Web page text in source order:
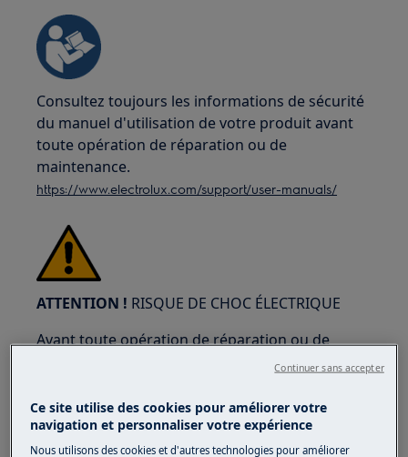
Consultez toujours les informations de sécurité
du manuel d'utilisation de votre produit avant
toute opération de réparation ou de
maintenance.
https://www.electrolux.com/support/user-manuals/
ATTENTION ! RISQUE DE CHOC ÉLECTRIQUE
Avant toute opération de réparation ou de
maintenance, désactivez l'appareil et
Ce site utilise des cookies pour améliorer votre
navigation et personnaliser votre expérience
Nous utilisons des cookies et d'autres technologies pour améliorer
Continuer sans accepter